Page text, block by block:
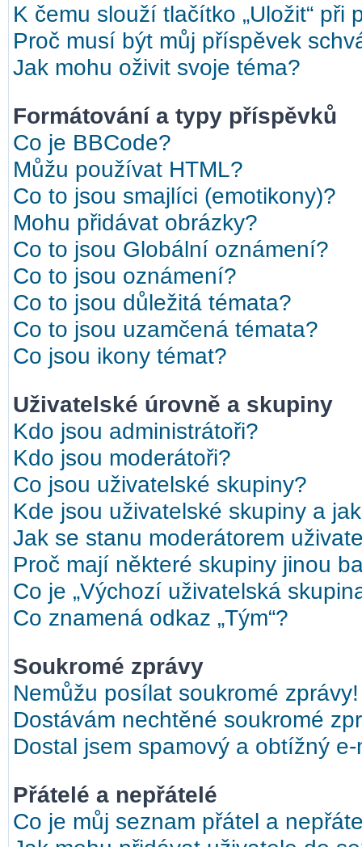
K čemu slouží tlačítko „Uložit“ při
Proč musí být můj příspěvek
Jak mohu oživit svoje téma?
Formátování a typy příspěvků
Co je BBCode?
Můžu používat HTML?
Co to jsou smajlíci (emotikony)?
Mohu přidávat obrázky?
Co to jsou Globální oznámení?
Co to jsou oznámení?
Co to jsou důležitá témata?
Co to jsou uzamčená témata?
Co jsou ikony témat?
Uživatelské úrovně a skupiny
Kdo jsou administrátoři?
Kdo jsou moderátoři?
Co jsou uživatelské skupiny?
Kde jsou uživatelské skupiny a
Jak se stanu moderátorem
Proč mají některé skupiny jinou
Co je „Výchozí uživatelská
Co znamená odkaz „Tým“?
Soukromé zprávy
Nemůžu posílat soukromé zprávy!
Dostávám nechtěné soukromé
Dostal jsem spamový a obtížný
Přátelé a nepřátelé
Co je můj seznam přátel a